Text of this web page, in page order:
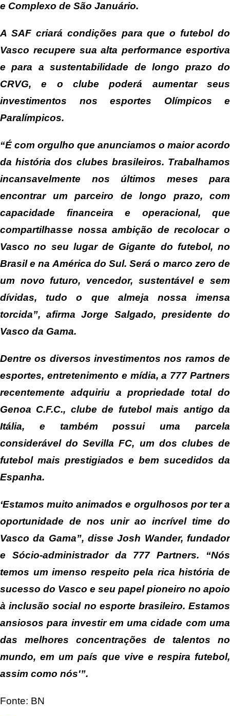
e Complexo de São Januário.
A SAF criará condições para que o futebol do
Vasco recupere sua alta performance esportiva
e para a sustentabilidade de longo prazo do
CRVG, e o clube poderá aumentar seus
investimentos nos esportes Olímpicos e
Paralímpicos.
“É com orgulho que anunciamos o maior acordo
da história dos clubes brasileiros. Trabalhamos
incansavelmente nos últimos meses para
encontrar um parceiro de longo prazo, com
capacidade financeira e operacional, que
compartilhasse nossa ambição de recolocar o
Vasco no seu lugar de Gigante do futebol, no
Brasil e na América do Sul. Será o marco zero de
um novo futuro, vencedor, sustentável e sem
dívidas, tudo o que almeja nossa imensa
torcida”, afirma Jorge Salgado, presidente do
Vasco da Gama.
Dentre os diversos investimentos nos ramos de
esportes, entretenimento e mídia, a 777 Partners
recentemente adquiriu a propriedade total do
Genoa C.F.C., clube de futebol mais antigo da
Itália, e também possui uma parcela
considerável do Sevilla FC, um dos clubes de
futebol mais prestigiados e bem sucedidos da
Espanha.
‘Estamos muito animados e orgulhosos por ter a
oportunidade de nos unir ao incrível time do
Vasco da Gama”, disse Josh Wander, fundador
e Sócio-administrador da 777 Partners. “Nós
temos um imenso respeito pela rica história de
sucesso do Vasco e seu papel pioneiro no apoio
à inclusão social no esporte brasileiro. Estamos
ansiosos para investir em uma cidade com uma
das melhores concentrações de talentos no
mundo, em um país que vive e respira futebol,
assim como nós'”.
Fonte: BN